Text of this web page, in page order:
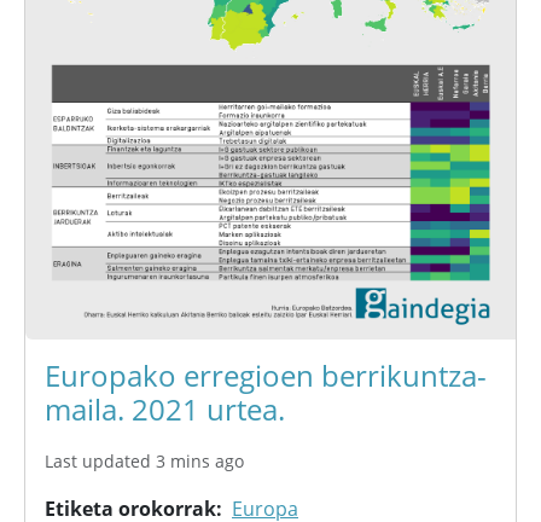
Europako erregioen berrikuntza-
maila. 2021 urtea.
Last updated 3 mins ago
Etiketa orokorrak Europa